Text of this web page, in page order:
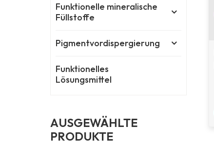
Funktionelle mineralische
Füllstoffe
Pigmentvordispergierung
Funktionelles
Lösungsmittel
AUSGEWÄHLTE
PRODUKTE